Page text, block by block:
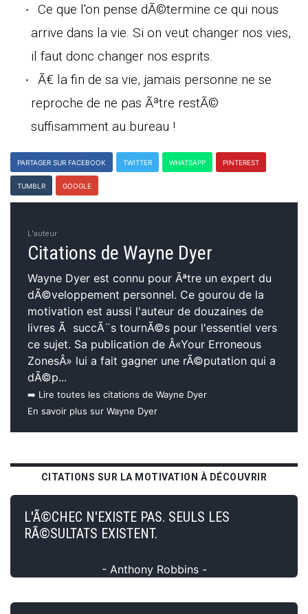
Ce que l'on pense dÃ©termine ce qui nous
arrive dans la vie. Si on veut changer nos vies,
il faut donc changer nos esprits.
Ã€ la fin de sa vie, jamais personne ne se
reproche de ne pas Ãªtre restÃ©
suffisamment au bureau !
PARTAGER SUR FACEBOOK TWITTER WHATSAPP PINTEREST
TUMBLR GOOGLE
L'auteur
Citations de Wayne Dyer
Wayne Dyer est connu pour Ãªtre un expert du
dÃ©veloppement personnel. Ce gourou de la
motivation est aussi l'auteur de douzaines de
livres Ã succÃ¨s tournÃ©s pour l'essentiel vers
ce sujet. Sa publication de Â«Your Erroneous
ZonesÂ» lui a fait gagner une rÃ©putation qui a
dÃ©p...
➡️ Lire toutes les citations de Wayne Dyer
En savoir plus sur Wayne Dyer
CITATIONS SUR LA MOTIVATION À DÉCOUVRIR
L'Ã©CHEC N'EXISTE PAS. SEULS LES
RÃ©SULTATS EXISTENT.
- Anthony Robbins -